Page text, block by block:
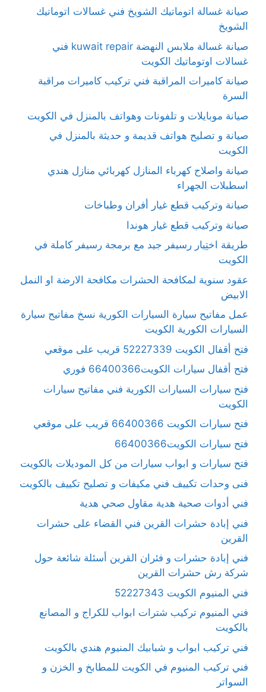
صيانة غسالة اتوماتيك الشويخ فني غسالات اتوماتيك
الشويخ
صيانة غسالة ملابس النهضة kuwait repair فني
غسالات اوتوماتيك الكويت
صيانة كاميرات المراقبة فني تركيب كاميرات مراقبة
السرة
صيانة موبايلات و تلفونات وهواتف بالمنزل في الكويت
صيانة و تصليح هواتف قديمة و حديثة بالمنزل في
الكويت
صيانة واصلاح كهرباء المنازل كهربائي منازل هندي
اسطبلات الجهراء
صيانة وتركيب قطع غيار أفران وطباخات
صيانة وتركيب قطع غيار هوندا
طريقة اختِيار رسيفر جيد مع برمجة رسيفر كاملة في
الكويت
عقود سنوية لمكافحة الحشرات مكافحة الارضة او النمل
الابيض
عمل مفاتيح سيارة السيارات الكورية نسخ مفاتيح سيارة
السيارات الكورية الكويت
فتح أقفال الكويت 52227339 قريب على موقعي
فتح أقفال سيارات الكويت66400366 فوري
فتح سيارات السيارات الكورية فني مفاتيح سيارات
الكويت
فتح سيارات الكويت 66400366 قريب على موقعي
فتح سيارات الكويت66400366
فتح سيارات و ابواب سيارات من كل الموديلات بالكويت
فنى وحدات تكييف فني مكيفات و تصليح تكييف بالكويت
فني أدوات صحية هدية مقاول صحي هدية
فني إبادة حشرات القرين فني القضاء على حشرات
القرين
فني إبادة حشرات و فئران القرين أسئلة شائعة حول
شركة رش حشرات القرين
فني المنيوم الكويت 52227343
فني المنيوم تركيب شترات ابواب للكراج و المصانع
بالكويت
فني تركيب ابواب و شبابيك المنيوم هندي بالكويت
فني تركيب المنيوم في الكويت للمطابخ و الخزن و
السواتر